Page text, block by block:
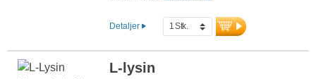
från tillsatser – inga klumpförebyggande
medel, färgämnen eller
Kollagenbildning Bundle
Detaljer
L-lysin